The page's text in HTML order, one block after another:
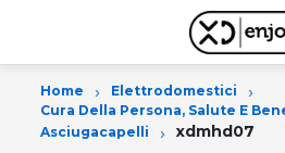
Home › Elettrodomestici ›
Cura Della Persona, Salute E
Asciugacapelli › xdmhd07